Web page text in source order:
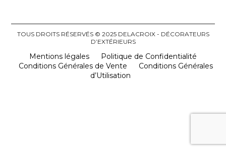
TOUS DROITS RÉSERVÉS © 2025 DELACROIX - DÉCORATEURS
D’EXTÉRIEURS
Mentions légales
Politique de Confidentialité
Conditions Générales de Vente
Conditions Générales
d’Utilisation